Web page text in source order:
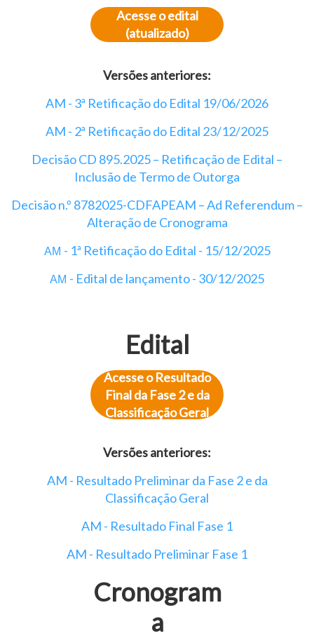
Acesse o edital
(atualizado)
Versões anteriores:
AM - 3ª Retificação do Edital 19/06/2026
AM - 2ª Retificação do Edital 23/12/2025
Decisão CD 895.2025 – Retificação de Edital –
Inclusão de Termo de Outorga
Decisão n.º 8782025-CDFAPEAM – Ad Referendum –
Alteração de Cronograma
AM - 1ª Retificação do Edital - 15/12/2025
AM - Edital de lançamento - 30/12/2025
Edital
Acesse o Resultado
Final da Fase 2 e da
Classificação Geral
Versões anteriores:
AM - Resultado Preliminar da Fase 2 e da
Classificação Geral
AM - Resultado Final Fase 1
AM - Resultado Preliminar Fase 1
Cronogram
a